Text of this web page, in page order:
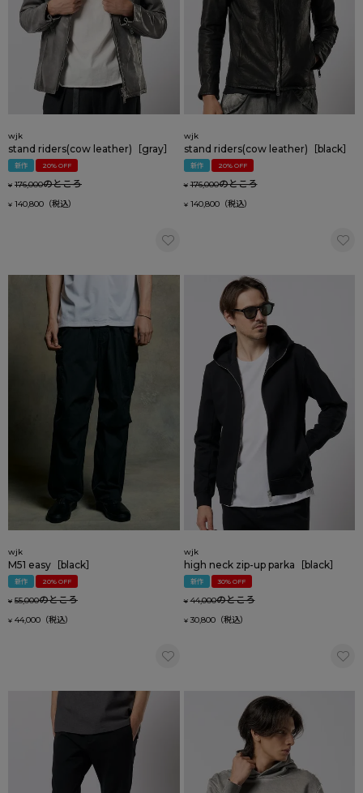
wjk
stand riders(cow leather)［gray］
新作 20% OFF
¥ 176,000のところ
¥ 140,800
wjk
stand riders(cow leather)［black］
新作 20% OFF
¥ 176,000のところ
¥ 140,800
wjk
M51 easy［black］
新作 20% OFF
¥ 55,000のところ
¥ 44,000
wjk
high neck zip-up parka［black］
新作 30% OFF
¥ 44,000のところ
¥ 30,800